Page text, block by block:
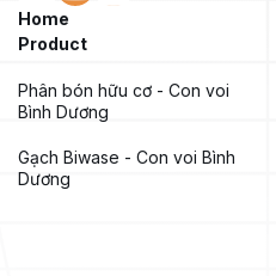
Home
Product
Phân bón hữu cơ - Con voi
Bình Dương
Gạch Biwase - Con voi Bình
Dương